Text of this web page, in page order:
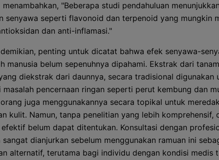
menambahkan, "Beberapa studi pendahuluan
senyawa seperti flavonoid dan terpenoid yang mungkin
dan anti-inflamasi."
penting untuk dicatat bahwa efek senyawa-
manusia belum sepenuhnya dipahami. Ekstrak dari
diekstrak dari daunnya, secara tradisional digunakan
masalah pencernaan ringan seperti perut kembung dan
juga menggunakannya secara topikal untuk
kulit. Namun, tanpa penelitian yang lebih komprehensif,
belum dapat ditentukan. Konsultasi dengan
sangat dianjurkan sebelum menggunakan ramuan ini
alternatif, terutama bagi individu dengan kondisi medis